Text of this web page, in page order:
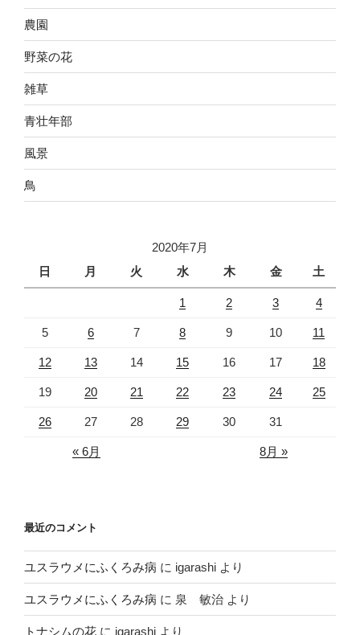
農園
野菜の花
雑草
青壮年部
風景
鳥
2020年7月
日
月 火 水 木 金 土
1 2 3 4
5 6 7 8 9 10 11
12 13 14 15 16 17 18
19 20 21 22 23 24 25
26 27 28 29 30 31
« 6月 8月 »
最近のコメント
ユスラウメにふくろみ病 に igarashi より
ユスラウメにふくろみ病 に 泉 敏治 より
トナシムの花 に igarashi より